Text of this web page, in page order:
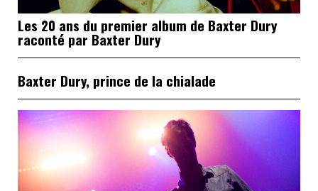
Les 20 ans du premier album de Baxter Dury
raconté par Baxter Dury
Baxter Dury, prince de la chialade